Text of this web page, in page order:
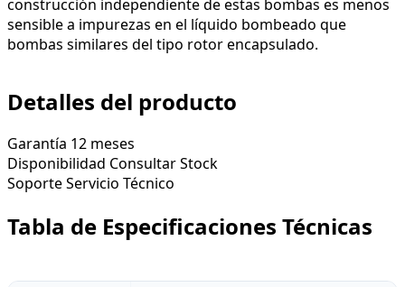
construcción independiente de estas bombas es menos
sensible a impurezas en el líquido bombeado que
bombas similares del tipo rotor encapsulado.
Detalles del producto
Garantía 12 meses
Disponibilidad Consultar Stock
SoporteServicio Técnico
Tabla de Especificaciones Técnicas